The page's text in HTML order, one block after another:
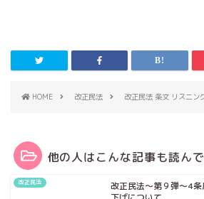
HOME 改正民法 改正民法 条文 リスニン
他の人はこんな記事も読ん
改正民法
改正民法～第９弾～4